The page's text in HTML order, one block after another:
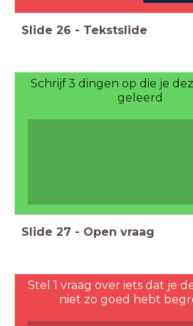
Slide 26 - Tekstslide
Schrijf 3 dingen op die je
geleerd
Slide 27 - Open vraag
Stel 1 vraag over iets dat je
niet zo goed hebt